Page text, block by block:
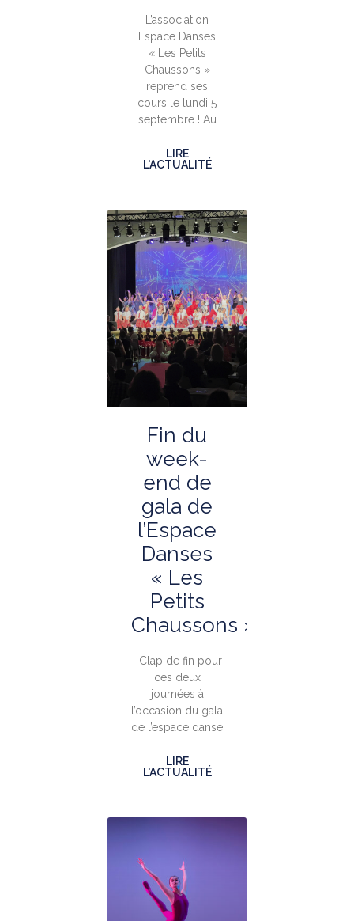
L’association
Espace Danses
« Les Petits
Chaussons »
reprend ses
cours le lundi 5
septembre ! Au
LIRE
L'ACTUALITÉ
Fin du
week-
end de
gala de
l’Espace
Danses
« Les
Petits
Chaussons »
Clap de fin pour
ces deux
journées à
l’occasion du gala
de l’espace danse
LIRE
L'ACTUALITÉ